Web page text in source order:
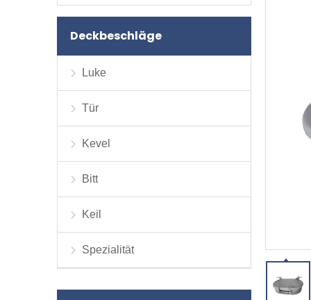
Deckbeschläge
Luke
Tür
Kevel
Bitt
Keil
Spezialität